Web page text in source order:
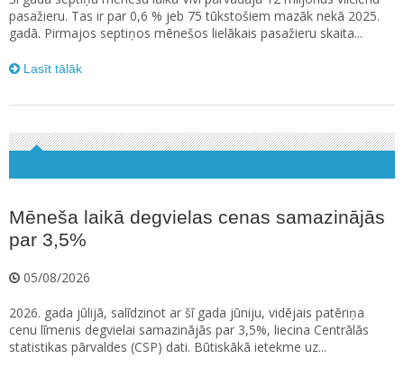
pasažieru. Tas ir par 0,6 % jeb 75 tūkstošiem mazāk nekā 2025.
gadā. Pirmajos septiņos mēnešos lielākais pasažieru skaita...
Lasīt tālāk
Mēneša laikā degvielas cenas samazinājās
par 3,5%
05/08/2026
2026. gada jūlijā, salīdzinot ar šī gada jūniju, vidējais patēriņa
cenu līmenis degvielai samazinājās par 3,5%, liecina Centrālās
statistikas pārvaldes (CSP) dati. Būtiskākā ietekme uz...